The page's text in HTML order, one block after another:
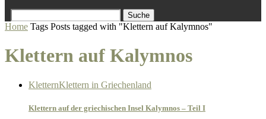
Suche
Home Tags Posts tagged with "Klettern auf Kalymnos"
Klettern auf Kalymnos
KletternKlettern in Griechenland
Klettern auf der griechischen Insel Kalymnos – Teil I